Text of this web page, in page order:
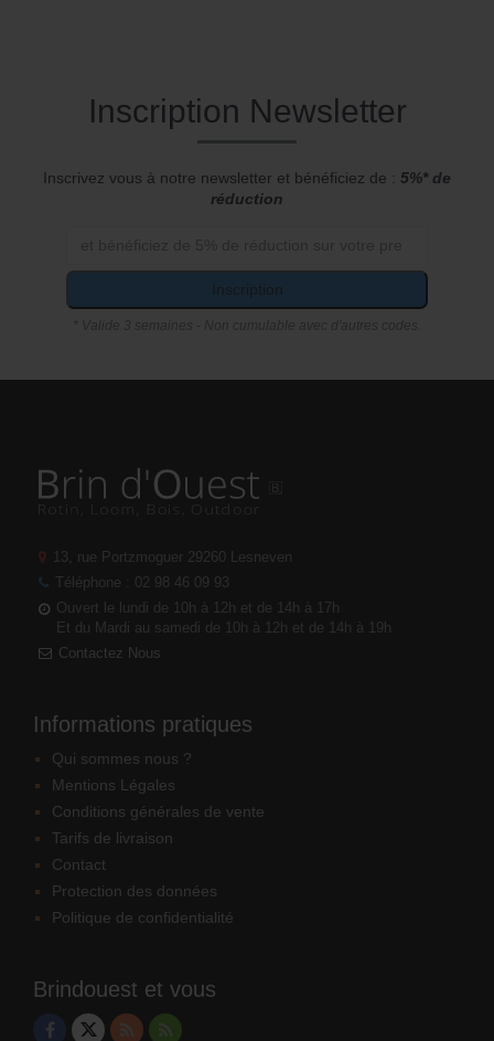
Inscription Newsletter
Inscrivez vous à notre newsletter et bénéficiez de : 5%* de
réduction
Inscription
13, rue Portzmoguer 29260 Lesneven
Téléphone : 02 98 46 09 93
Ouvert le lundi de 10h à 12h et de 14h à 17h
Et du Mardi au samedi de 10h à 12h et de 14h à 19h
Contactez Nous
Informations pratiques
Qui sommes nous ?
Mentions Légales
Conditions générales de vente
Tarifs de livraison
Contact
Protection des données
Politique de confidentialité
Brindouest et vous